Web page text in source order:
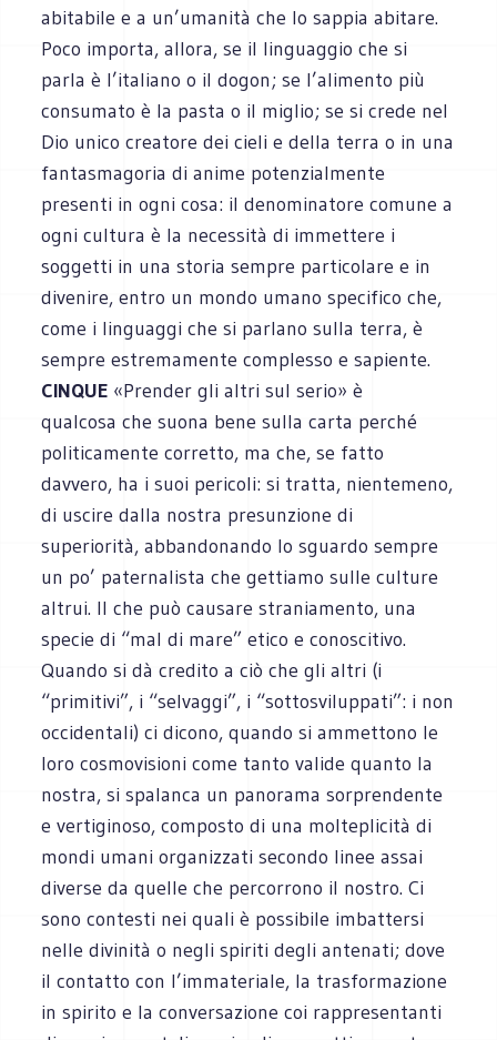
abitabile e a un’umanità che lo sappia abitare.
Poco importa, allora, se il linguaggio che si
parla è l’italiano o il dogon; se l’alimento più
consumato è la pasta o il miglio; se si crede nel
Dio unico creatore dei cieli e della terra o in una
fantasmagoria di anime potenzialmente
presenti in ogni cosa: il denominatore comune a
ogni cultura è la necessità di immettere i
soggetti in una storia sempre particolare e in
divenire, entro un mondo umano specifico che,
come i linguaggi che si parlano sulla terra, è
sempre estremamente complesso e sapiente.
CINQUE «Prender gli altri sul serio» è
qualcosa che suona bene sulla carta perché
politicamente corretto, ma che, se fatto
davvero, ha i suoi pericoli: si tratta, nientemeno,
di uscire dalla nostra presunzione di
superiorità, abbandonando lo sguardo sempre
un po’ paternalista che gettiamo sulle culture
altrui. Il che può causare straniamento, una
specie di “mal di mare” etico e conoscitivo.
Quando si dà credito a ciò che gli altri (i
“primitivi”, i “selvaggi”, i “sottosviluppati”: i non
occidentali) ci dicono, quando si ammettono le
loro cosmovisioni come tanto valide quanto la
nostra, si spalanca un panorama sorprendente
e vertiginoso, composto di una molteplicità di
mondi umani organizzati secondo linee assai
diverse da quelle che percorrono il nostro. Ci
sono contesti nei quali è possibile imbattersi
nelle divinità o negli spiriti degli antenati; dove
il contatto con l’immateriale, la trasformazione
in spirito e la conversazione coi rappresentanti